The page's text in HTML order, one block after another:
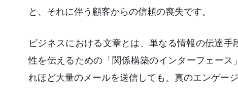
と、それに伴う顧客からの信頼の喪失です。
ビジネスにおける文章とは、単なる情報の伝達
性を伝えるための「関係構築のインターフェー
れほど大量のメールを送信しても、真のエンゲー